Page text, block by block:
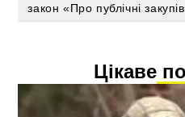
закон «Про публічні
Цікаве